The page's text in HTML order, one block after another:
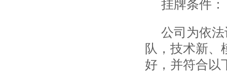
公司为依
队，技术新、
好，并符合以